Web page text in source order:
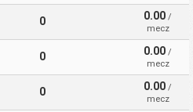
0 0.00 /
mecz
0 0.00 /
mecz
0 0.00 /
mecz